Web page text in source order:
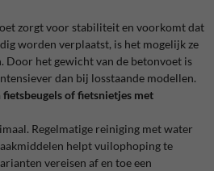
zorgt voor stabiliteit en voorkomt dat
worden verplaatst, is het mogelijk ze
Door het gewicht van de betonvoet is
dan bij losstaande modellen.
of fietsnietjes met
Regelmatige reiniging met water
helpt vuilophoping te
vereisen af en toe een